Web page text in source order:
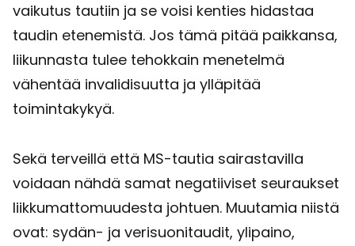
vaikutus tautiin ja se voisi kenties hidastaa
taudin etenemistä. Jos tämä pitää paikkansa,
liikunnasta tulee tehokkain menetelmä
vähentää invalidisuutta ja ylläpitää
toimintakykyä.
Sekä terveillä että MS-tautia sairastavilla
voidaan nähdä samat negatiiviset seuraukset
liikkumattomuudesta johtuen. Muutamia niistä
ovat: sydän- ja verisuonitaudit, ylipaino,